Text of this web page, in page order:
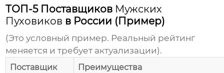
ТОП-5 Поставщиков Мужских
Пуховиков в России (Пример)
(Это условный пример. Реальный рейтинг
меняется и требует актуализации).
Поставщик Преимущества